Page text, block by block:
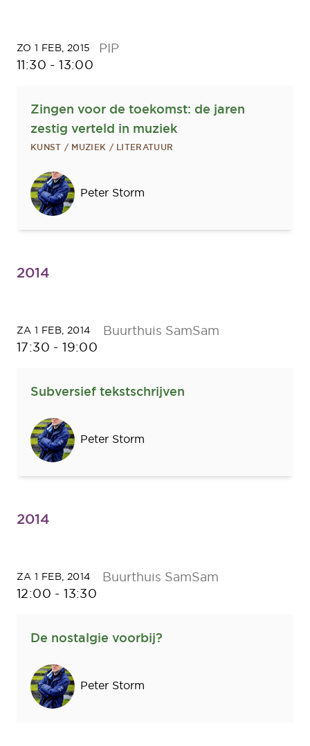
ZO 1 FEB, 2015
11:30 -13:00
PIP
Zingen voor de toekomst: de jaren
zestig verteld in muziek
KUNST / MUZIEK / LITERATUUR
Sprekers
Peter Storm
2014
ZA 1 FEB, 2014
17:30 -19:00
Buurthuis SamSam
Subversief tekstschrijven
Sprekers
Peter Storm
2014
ZA 1 FEB, 2014
12:00 -13:30
Buurthuis SamSam
De nostalgie voorbij?
Sprekers
Peter Storm